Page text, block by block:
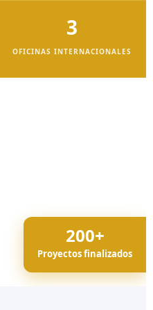
3
OFICINAS INTERNACIONALES
200+
Proyectos finalizados